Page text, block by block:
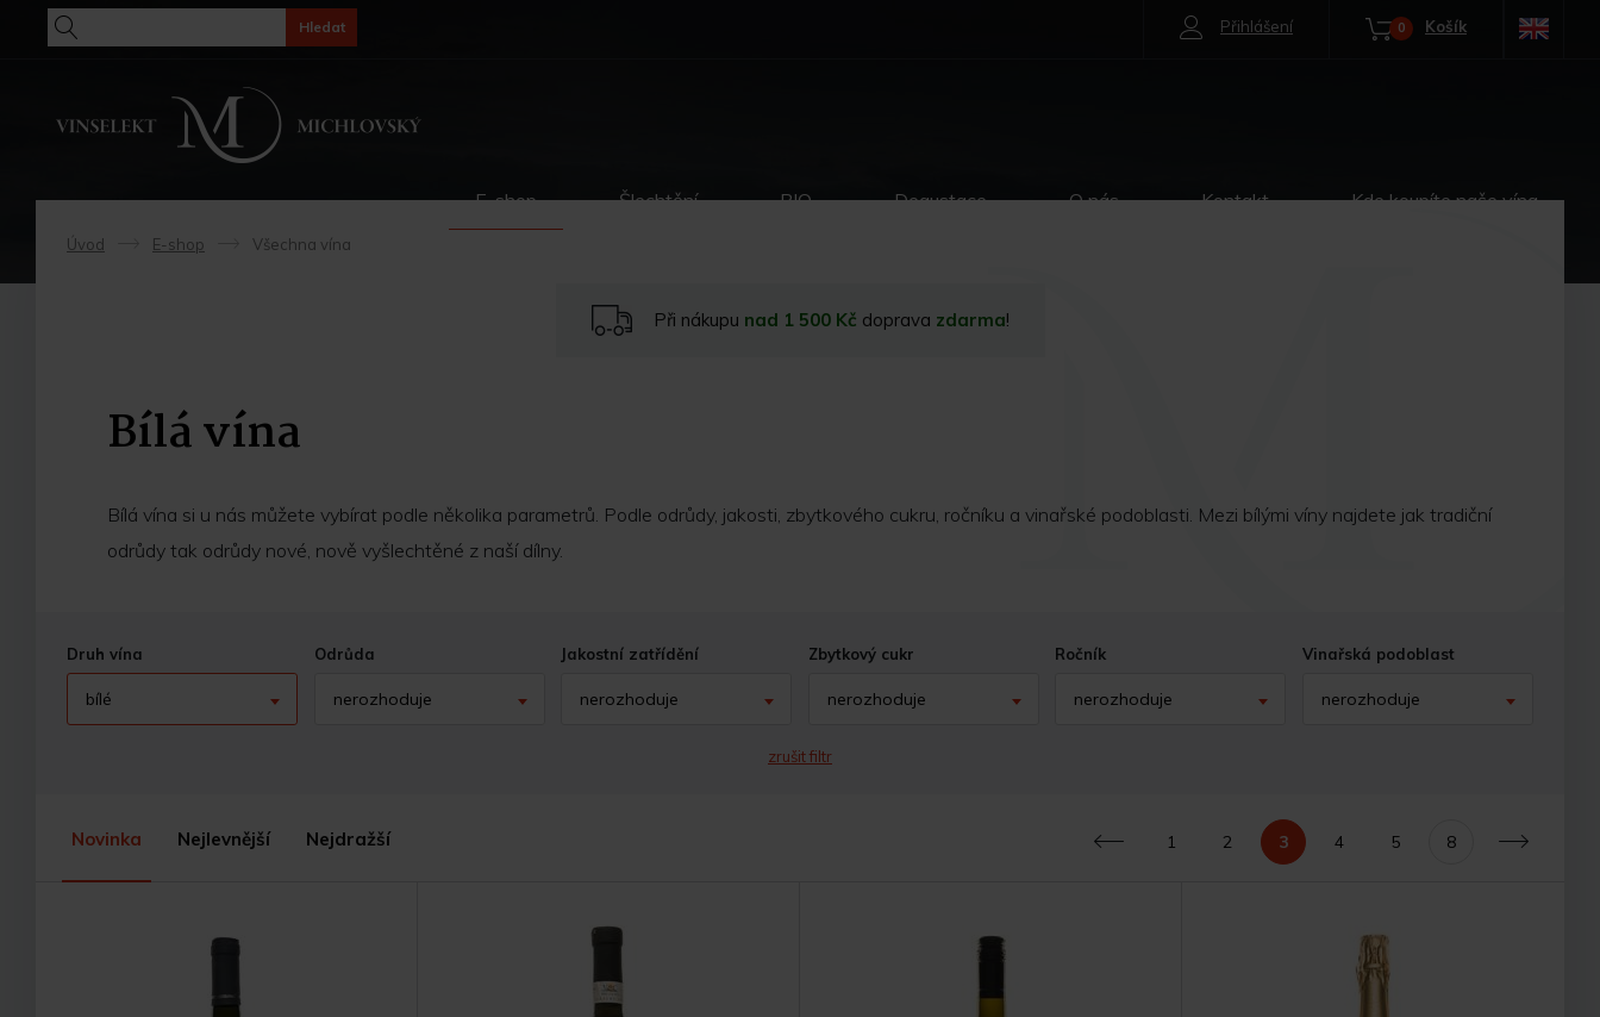
Košík
0
Přihlášení
Hledat
E-shop Šlechtění BIO Degustace O nás Kontakt Kde koupíte naše vína
Úvod ->
E-shop ->
Všechna vína
Při nákupu nad 1 500 Kč doprava zdarma!
Bílá vína
Bílá vína si u nás můžete vybírat podle několika parametrů. Podle odrůdy, jakosti, zbytkového cukru, ročníku a vinařské podoblasti. Mezi bílými víny najdete jak tradiční
odrůdy tak odrůdy nové, nově vyšlechtěné z naší dílny.
Druh vína
bílé
Odrůda
nerozhoduje
Jakostní zatřídění
nerozhoduje
Zbytkový cukr
nerozhoduje
Ročník
nerozhoduje
Vinařská podoblast
nerozhoduje
zrušit filtr
Novinka Nejlevnější Nejdražší
Předchozí
1 2 3 4 5 8